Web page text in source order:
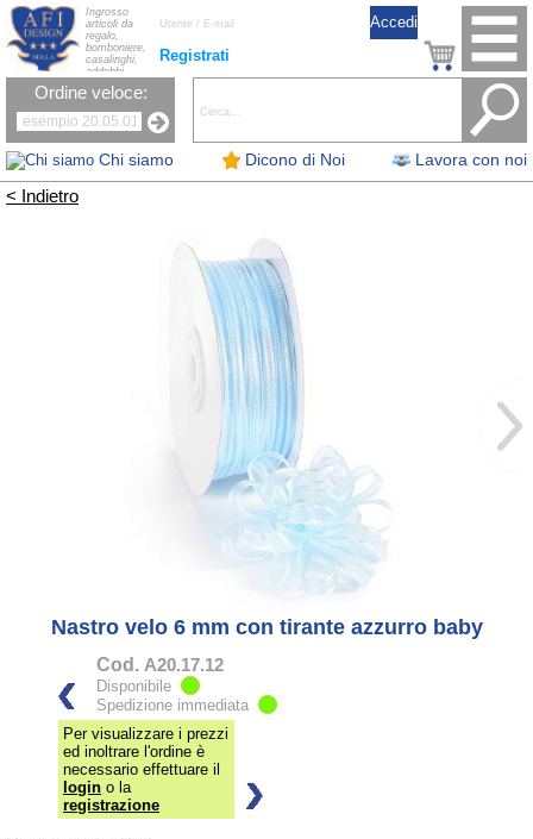
Chi siamo Dicono di Noi Lavora con noi
Registrati
Ingrosso
articoli da
regalo,
bomboniere,
casalinghi,
addobbi
natalizi, nastri,
oggettistica,
la tavola, fiori
artificiali e
candele.
Ordine veloce:
< Indietro
Nastro velo 6 mm con tirante azzurro baby
Cod. A20.17.12
Disponibile
Spedizione immediata
Per visualizzare i prezzi
ed inoltrare l'ordine è
necessario effettuare il
login o la
registrazione